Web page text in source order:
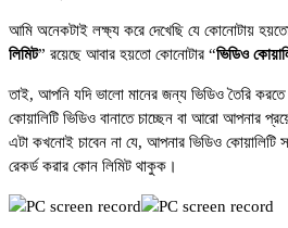
আমি অনেকটাই লক্ষ্য করে দেখেছি যে কোনোটায়
লিমিট” রয়েছে আবার হয়তো কোনোটার “ভিডিও
তাই, আপনি যদি ভালো মানের জন্য ভিডিও তৈরি
কোয়ালিটি ভিডিও বানাতে চাচ্ছেন বা আরো আপনার
এটা কখনোই চাবেন না যে, আপনার ভিডিও কোয়ালিটি
রেকর্ড করার কোন লিমিট থাকুক।